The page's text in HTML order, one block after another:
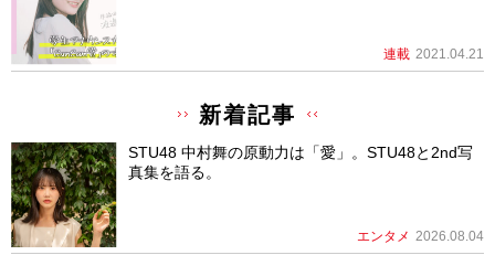
連載 2021.04.21
新着記事
STU48 中村舞の原動力は「愛」。STU48と2nd写
真集を語る。
エンタメ 2026.08.04